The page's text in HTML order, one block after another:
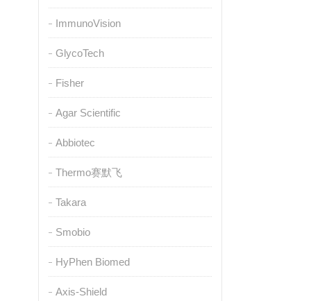
ImmunoVision
GlycoTech
Fisher
Agar Scientific
Abbiotec
Thermo赛默飞
Takara
Smobio
HyPhen Biomed
Axis-Shield